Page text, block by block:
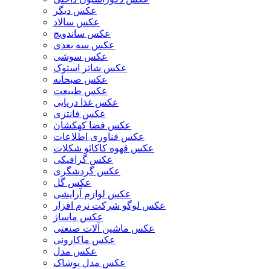
عکس دیگر
عکس سالاد
عکس ساندویچ
عکس سه بعدی
عکس سوشی
عکس شاتر استوک
عکس صبحانه
عکس طبیعت
عکس غذا دریایی
عکس فانتزی
عکس فضا کهکشان
عکس فناوری اطلاعات
عکس قهوه کاکائو شکلات
عکس گرافیکی
عکس گردشگری
عکس گل
عکس لوازم آرایشی
عکس لوگو شرکت نرم افزار
عکس ماساژ
عکس ماشین آلات صنعتی
عکس ماکارونی
عکس مدل
عکس مدل پوشاک